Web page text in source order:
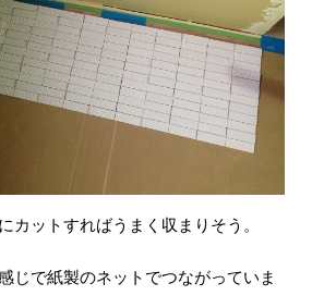
カットすればうまく収まりそう。
じで紙製のネットでつながっていま